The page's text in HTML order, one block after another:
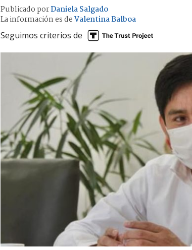
Publicado porDaniela Salgado
La información es deValentina Balboa
Seguimos criterios de